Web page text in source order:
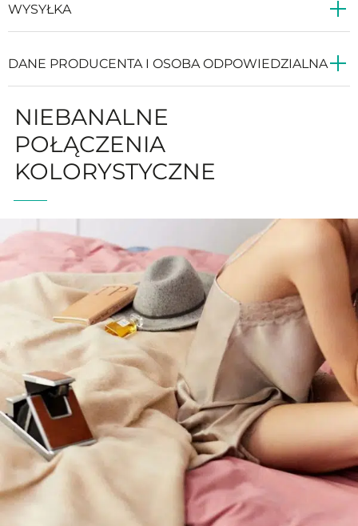
WYSYŁKA
DANE PRODUCENTA I OSOBA ODPOWIEDZIALNA
NIEBANALNE
POŁĄCZENIA
KOLORYSTYCZNE